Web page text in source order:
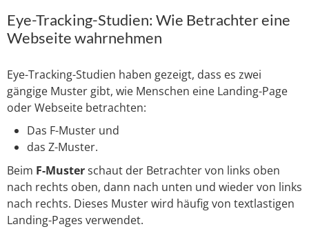
Eye-Tracking-Studien: Wie Betrachter eine
Webseite wahrnehmen
Eye-Tracking-Studien haben gezeigt, dass es zwei
gängige Muster gibt, wie Menschen eine Landing-Page
oder Webseite betrachten:
Das F-Muster und
das Z-Muster.
Beim F-Musterschaut der Betrachter von links oben
nach rechts oben, dann nach unten und wieder von links
nach rechts. Dieses Muster wird häufig von textlastigen
Landing-Pages verwendet.